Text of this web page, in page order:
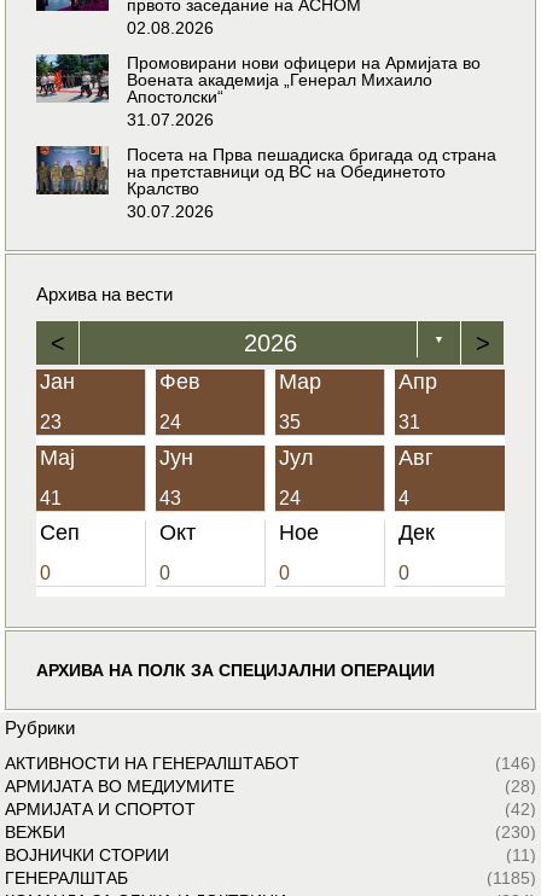
првото заседание на АСНОМ
02.08.2026
Промовирани нови офицери на Армијата во
Воената академија „Генерал Михаило
Апостолски“
31.07.2026
Посета на Прва пешадиска бригада од страна
на претставници од ВС на Обединетото
Кралство
30.07.2026
Архива на вести
< 2026 ▼ >
Јан
23
Фев
24
Мар
35
Апр
31
Мај
41
Јун
43
Јул
24
Авг
4
Сеп
0
Окт
0
Ное
0
Дек
0
АРХИВА НА ПОЛК ЗА СПЕЦИЈАЛНИ ОПЕРАЦИИ
Рубрики
АКТИВНОСТИ НА ГЕНЕРАЛШТАБОТ
(146)
АРМИЈАТА ВО МЕДИУМИТЕ
(28)
АРМИЈАТА И СПОРТОТ
(42)
ВЕЖБИ
(230)
ВОЈНИЧКИ СТОРИИ
(11)
ГЕНЕРАЛШТАБ
(1185)